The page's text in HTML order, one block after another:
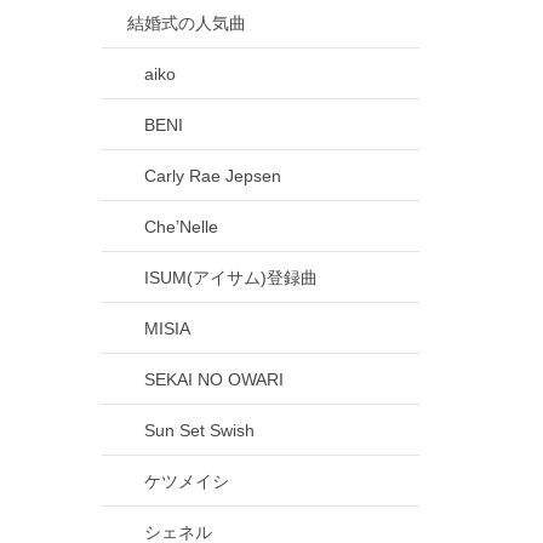
結婚式の人気曲
aiko
BENI
Carly Rae Jepsen
Che’Nelle
ISUM(アイサム)登録曲
MISIA
SEKAI NO OWARI
Sun Set Swish
ケツメイシ
シェネル